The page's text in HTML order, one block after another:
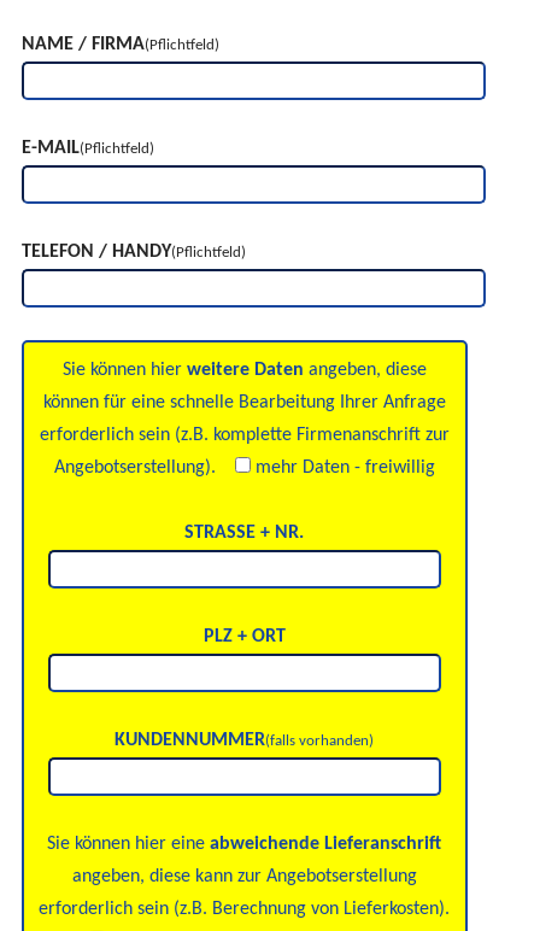
NAME / FIRMA(Pflichtfeld)
E-MAIL(Pflichtfeld)
TELEFON / HANDY(Pflichtfeld)
Sie können hier weitere Daten angeben, diese
können für eine schnelle Bearbeitung Ihrer Anfrage
erforderlich sein (z.B. komplette Firmenanschrift zur
Angebotserstellung).
mehr Daten - freiwillig
STRASSE + NR.
PLZ + ORT
KUNDENNUMMER(falls vorhanden)
Sie können hier eineabweichende Lieferanschrift
angeben, diese kann zur Angebotserstellung
erforderlich sein (z.B. Berechnung von Lieferkosten).